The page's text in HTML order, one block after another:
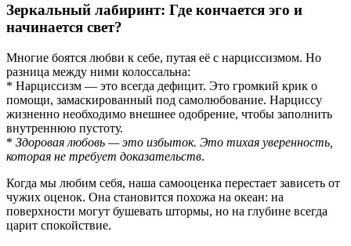
Зеркальный лабиринт: Где кончается эго и
начинается свет?
Многие боятся любви к себе, путая её с нарциссизмом. Но
разница между ними колоссальна:
* Нарциссизм — это всегда дефицит. Это громкий крик о
помощи, замаскированный под самолюбование. Нарциссу
жизненно необходимо внешнее одобрение, чтобы заполнить
внутреннюю пустоту.
* Здоровая любовь — это избыток. Это тихая уверенность,
которая не требует доказательств.
Когда мы любим себя, наша самооценка перестает зависеть от
чужих оценок. Она становится похожа на океан: на
поверхности могут бушевать штормы, но на глубине всегда
царит спокойствие.